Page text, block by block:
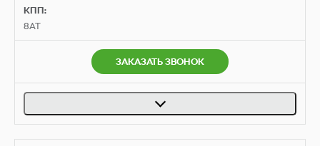
КПП:
8AT
ЗАКАЗАТЬ ЗВОНОК